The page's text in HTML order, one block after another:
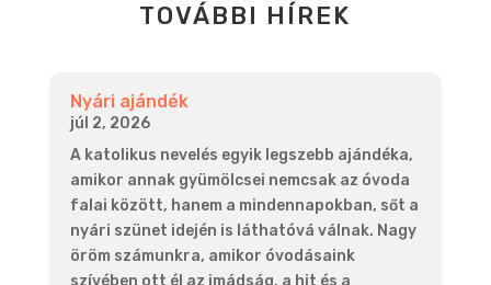
TOVÁBBI HÍREK
Nyári ajándék
júl 2, 2026
A katolikus nevelés egyik legszebb ajándéka,
amikor annak gyümölcsei nemcsak az óvoda
falai között, hanem a mindennapokban, sőt a
nyári szünet idején is láthatóvá válnak. Nagy
öröm számunkra, amikor óvodásaink